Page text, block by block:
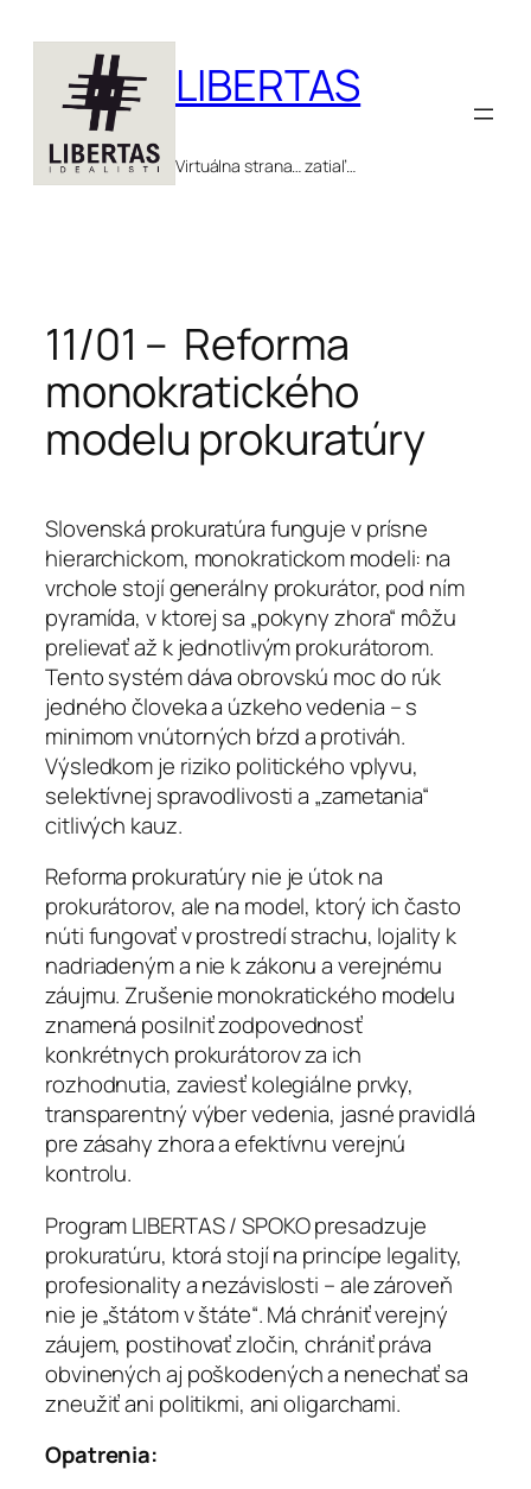
obsah
LIBERTAS
Virtuálna strana… zatiaľ…
11/01 – Reforma
monokratického
modelu prokuratúry
Slovenská prokuratúra funguje v prísne
hierarchickom, monokratickom modeli: na
vrchole stojí generálny prokurátor, pod ním
pyramída, v ktorej sa „pokyny zhora“ môžu
prelievať až k jednotlivým prokurátorom.
Tento systém dáva obrovskú moc do rúk
jedného človeka a úzkeho vedenia – s
minimom vnútorných bŕzd a protiváh.
Výsledkom je riziko politického vplyvu,
selektívnej spravodlivosti a „zametania“
citlivých kauz.
Reforma prokuratúry nie je útok na
prokurátorov, ale na model, ktorý ich často
núti fungovať v prostredí strachu, lojality k
nadriadeným a nie k zákonu a verejnému
záujmu. Zrušenie monokratického modelu
znamená posilniť zodpovednosť
konkrétnych prokurátorov za ich
rozhodnutia, zaviesť kolegiálne prvky,
transparentný výber vedenia, jasné pravidlá
pre zásahy zhora a efektívnu verejnú
kontrolu.
Program LIBERTAS / SPOKO presadzuje
prokuratúru, ktorá stojí na princípe legality,
profesionality a nezávislosti – ale zároveň
nie je „štátom v štáte“. Má chrániť verejný
záujem, postihovať zločin, chrániť práva
obvinených aj poškodených a nenechať sa
zneužiť ani politikmi, ani oligarchami.
Opatrenia: